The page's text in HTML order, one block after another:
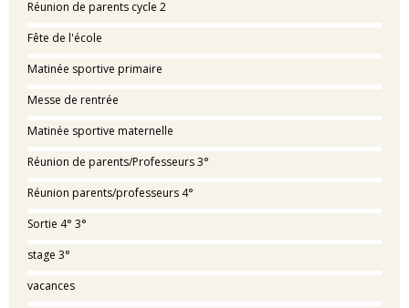
Réunion de parents cycle 2
Fête de l'école
Matinée sportive primaire
Messe de rentrée
Matinée sportive maternelle
Réunion de parents/Professeurs 3°
Réunion parents/professeurs 4°
Sortie 4° 3°
stage 3°
vacances